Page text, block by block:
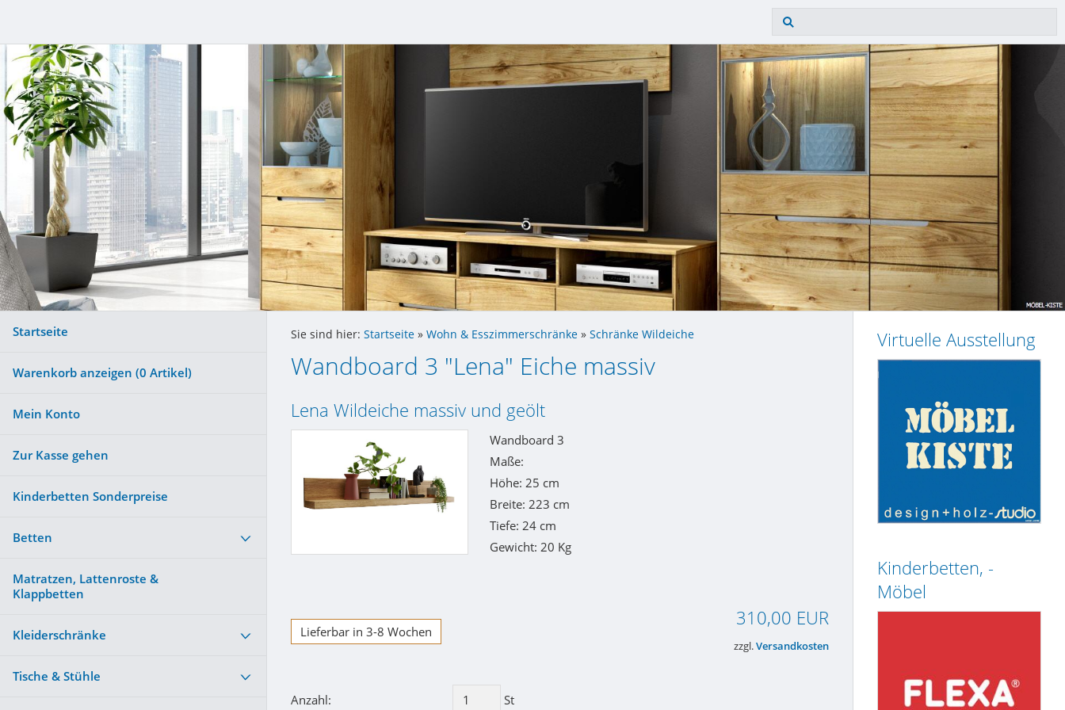
Startseite
Warenkorb anzeigen (0 Artikel)
Mein Konto
Zur Kasse gehen
Kinderbetten Sonderpreise
Betten
Matratzen, Lattenroste &
Klappbetten
Kleiderschränke
Tische & Stühle
Sie sind hier: Startseite » Wohn & Esszimmerschränke » Schränke Wildeiche
Wandboard 3 "Lena" Eiche massiv
Lena Wildeiche massiv und geölt
Wandboard 3
Maße:
Höhe: 25 cm
Breite: 223 cm
Tiefe: 24 cm
Gewicht: 20 Kg
Lieferbar in 3-8 Wochen
310,00 EUR
zzgl.Versandkosten
Anzahl: St
Virtuelle Ausstellung
Kinderbetten, -
Möbel